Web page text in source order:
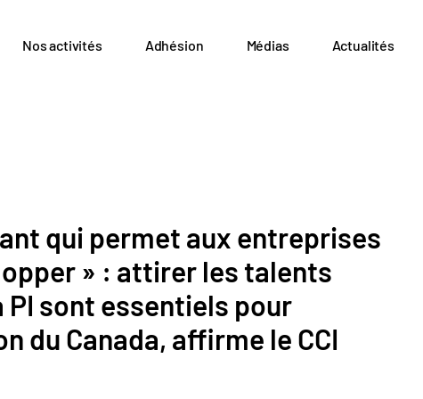
Nos activités Adhésion Médias Actualités
qui permet aux entreprises
» : attirer les talents
sont essentiels pour
du Canada, affirme le CCI